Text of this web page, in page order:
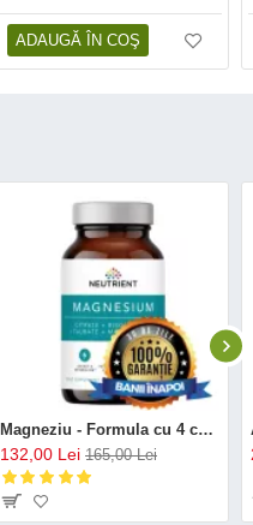
ADAUGĂ ÎN COŞ
Magneziu - Formula cu 4 chelați (120 capsule), Neutrient
132,00 Lei 165,00 Lei